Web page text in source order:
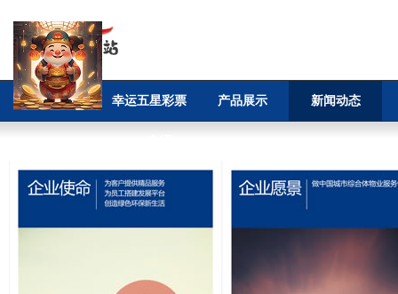
首页 幸运五星彩票 产品展示 新闻动态